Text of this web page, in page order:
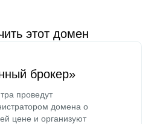
этот домен
брокер»
проведут
домена о
цене и организуют